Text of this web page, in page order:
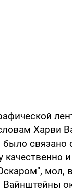
Харви
связано
качественно
мол,
Вайнштейны